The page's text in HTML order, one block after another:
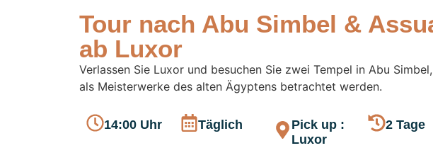
Tour nach Abu Simbel &
ab Luxor
Verlassen Sie Luxor und besuchen Sie zwei Tempel in Abu
als Meisterwerke des alten Ägyptens betrachtet werden.
14:00 Uhr Täglich
Pick up :
Luxor
2 Tage